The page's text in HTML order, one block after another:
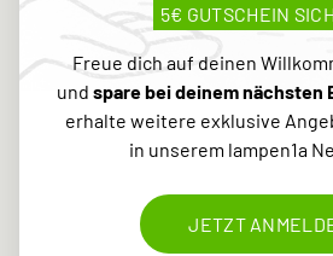
5€ GUTSCHEIN
Freue dich auf deinen
und spare bei deinem nächsten
erhalte weitere exklusive
in unserem lampen1a
JETZT